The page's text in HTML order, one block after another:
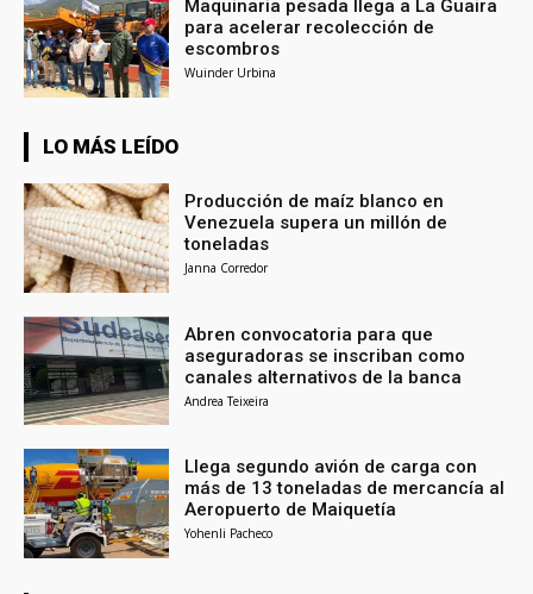
Maquinaria pesada llega a La Guaira
para acelerar recolección de
escombros
Wuinder Urbina
LO MÁS LEÍDO
Producción de maíz blanco en
Venezuela supera un millón de
toneladas
Janna Corredor
Abren convocatoria para que
aseguradoras se inscriban como
canales alternativos de la banca
Andrea Teixeira
Llega segundo avión de carga con
más de 13 toneladas de mercancía al
Aeropuerto de Maiquetía
Yohenli Pacheco